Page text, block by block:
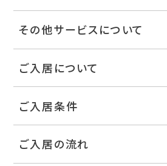
その他サービスについて
ご入居について
ご入居条件
ご入居の流れ